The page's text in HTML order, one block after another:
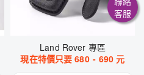
Land Rover 專區
現在特價只要680 - 690 元
客服